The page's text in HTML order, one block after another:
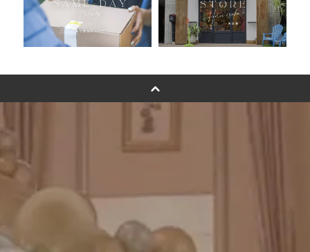
ムーンリットバルーンについて
その他オーダーメイド
バルーンフラワーブーケについて
お知らせ